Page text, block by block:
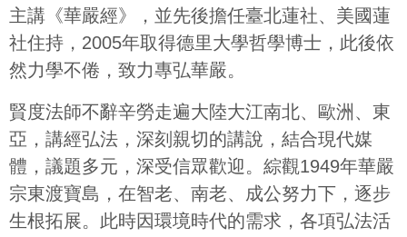
主講《華嚴經》，並先後擔任臺北蓮社、美國蓮
社住持，2005年取得德里大學哲學博士，此後依
然力學不倦，致力專弘華嚴。
賢度法師不辭辛勞走遍大陸大江南北、歐洲、東
亞，講經弘法，深刻親切的講說，結合現代媒
體，議題多元，深受信眾歡迎。綜觀1949年華嚴
宗東渡寶島，在智老、南老、成公努力下，逐步
生根拓展。此時因環境時代的需求，各項弘法活